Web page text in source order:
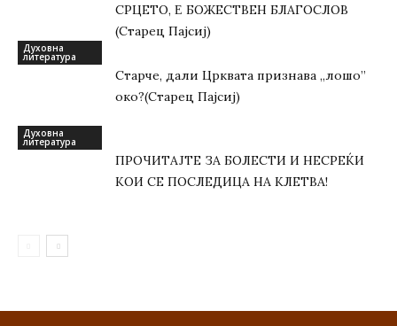
СРЦЕТО, Ε БОЖЕСТВЕН БЛАГОСЛОВ
(Старец Пајсиј)
Духовна
литература
Старче, дали Црквата признава „лошо”
око?(Старец Пајсиј)
Духовна
литература
ПРОЧИТАЈТЕ ЗА БОЛЕСТИ И НЕСРЕЌИ
КОИ СЕ ПОСЛЕДИЦА НА КЛЕТВА!